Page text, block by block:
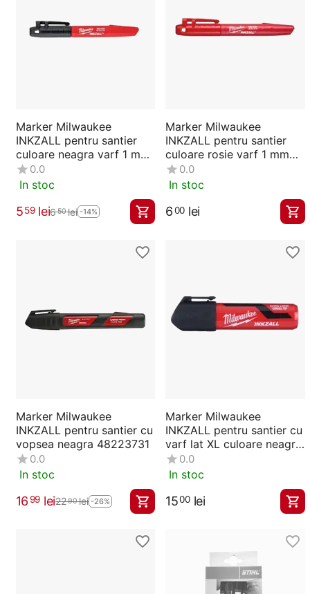
Marker Milwaukee
INKZALL pentru santier
culoare neagra varf 1 mm
48223100
0.0
In stoc
559 lei650lei -14%
Marker Milwaukee
INKZALL pentru santier
culoare rosie varf 1 mm
48223170
0.0
In stoc
600 lei
Marker Milwaukee
INKZALL pentru santier cu
vopsea neagra 48223731
0.0
In stoc
16 99 lei2290lei -26%
Marker Milwaukee
INKZALL pentru santier cu
varf lat XL culoare neagra
varf 14.5 mm 4932471558
0.0
In stoc
1500 lei